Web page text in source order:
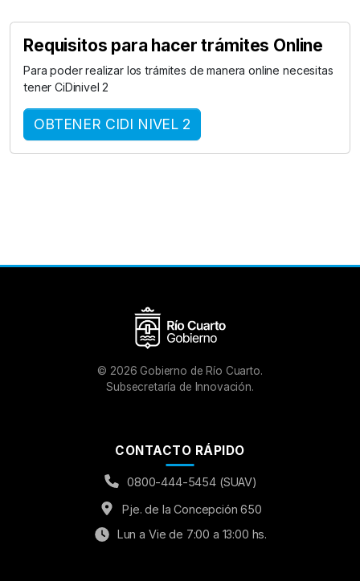
Requisitos para hacer trámites Online
Para poder realizar los trámites de manera online necesitas
tener CiDinivel 2
OBTENER CIDI NIVEL 2
©2026 Gobierno de Río Cuarto.
Subsecretaría de Innovación.
CONTACTO RÁPIDO
0800-444-5454 (SUAV)
Pje. de la Concepción 650
Lun a Vie de 7:00 a 13:00 hs.